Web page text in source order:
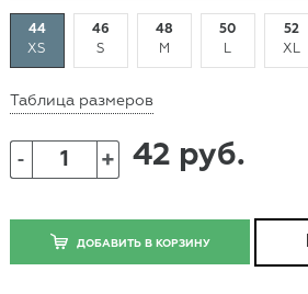
44
XS
46
S
48
M
50
L
52
XL
Таблица размеров
- + 42 руб.
ДОБАВИТЬ В КОРЗИНУ